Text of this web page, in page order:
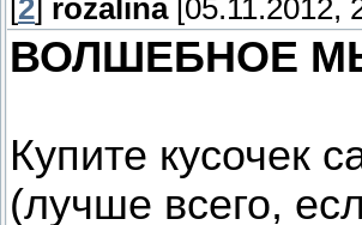
[2] rozalina[05.11.2012,
ВОЛШЕБНОЕ
Купите кусочек
(лучше всего,